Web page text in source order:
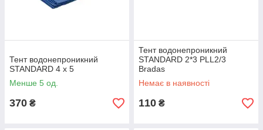
Тент водонепроникний
STANDARD 4 x 5
Менше 5 од.
370 ₴
Тент водонепроникний
STANDARD 2*3 PLL2/3
Bradas
Немає в наявності
110 ₴